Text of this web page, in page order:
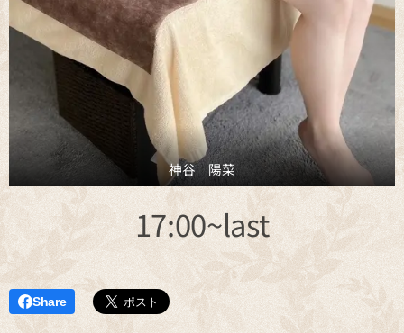
神谷 陽菜
17:00~last
Share